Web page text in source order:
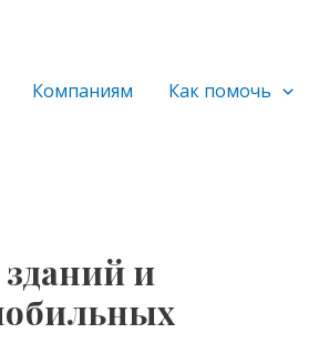
Компаниям Как помочь
и